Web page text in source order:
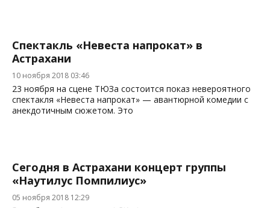
Спектакль «Невеста напрокат» в
Астрахани
10 ноября 2018 03:46
23 ноября на сцене ТЮЗа состоится показ невероятного
спектакля «Невеста напрокат» — авантюрной комедии с
анекдотичным сюжетом. Это
Сегодня в Астрахани концерт группы
«Наутилус Помпилиус»
05 ноября 2018 12:29